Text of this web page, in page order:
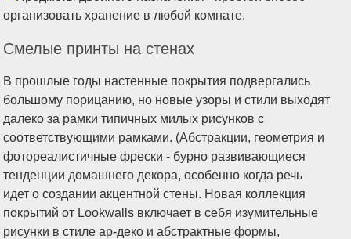
Смелые принты на стенах
В прошлые годы настенные покрытия подвергались
большому порицанию, но новые узоры и стили выходят
далеко за рамки типичных милых рисунков с
соответствующими рамками. (Абстракции, геометрия и
фотореалистичные фрески - бурно развивающиеся
тенденции домашнего декора, особенно когда речь
идет о создании акцентной стены. Новая коллекция
покрытий от Lookwalls включает в себя изумительные
рисунки в стиле ар-деко и абстрактные формы,